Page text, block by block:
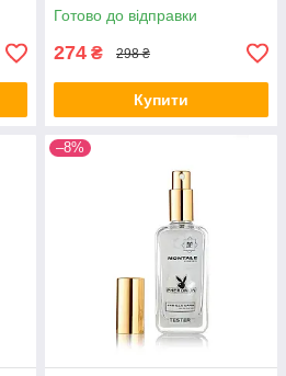
Готово до відправки
274 ₴ 298 ₴
Купити
–8%